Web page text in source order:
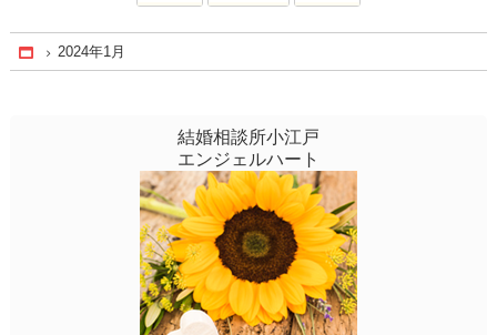
Home
2024年1月
結婚相談所小江戸
エンジェルハート